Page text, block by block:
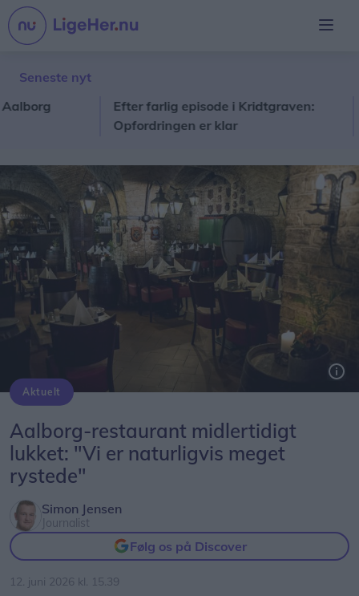
Seneste nyt
Efter farlig episode i Kridtgraven:
Opfordringen er klar
Aktuelt
Aalborg-restaurant midlertidigt
lukket: "Vi er naturligvis meget
rystede"
Simon Jensen
Journalist
Følg os på Discover
12. juni 2026 kl. 15.39